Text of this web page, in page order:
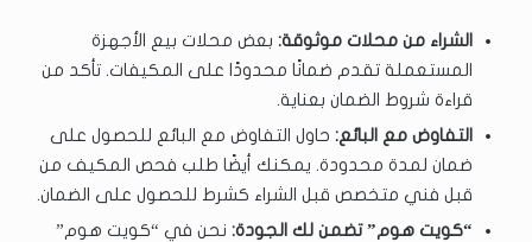
الشراء من محلات موثوقة: بعض محلات بيع الأجهزة
المستعملة تقدم ضمانًا محدودًا على المكيفات. تأكد من
قراءة شروط الضمان بعناية.
التفاوض مع البائع: حاول التفاوض مع البائع للحصول على
ضمان لمدة محدودة. يمكنك أيضًا طلب فحص المكيف من
قبل فني متخصص قبل الشراء كشرط للحصول على الضمان.
“كويت هوم” تضمن لك الجودة: نحن في “كويت هوم”